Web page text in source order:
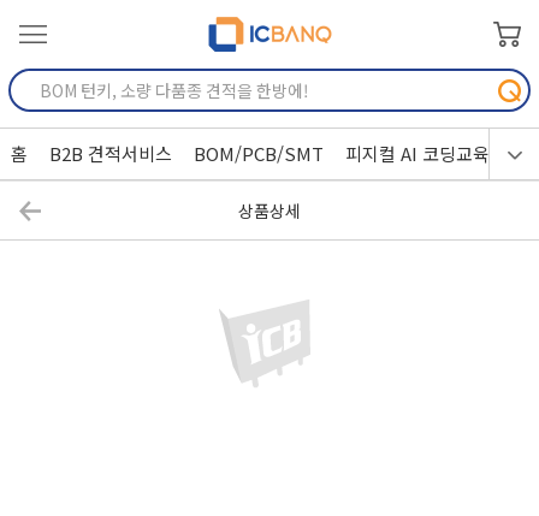
홈 B2B 견적서비스 BOM/PCB/SMT 피지컬 AI 코딩교육
상품상세